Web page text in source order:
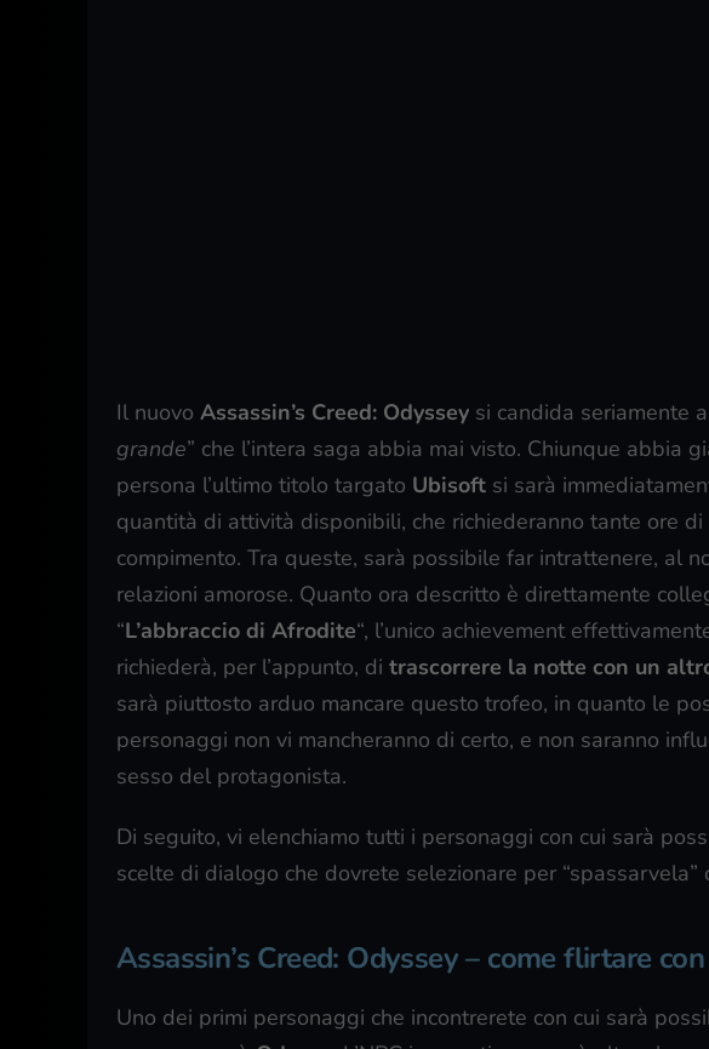
Il nuovo Assassin’s Creed: Odyssey si candida seriamente
grande” che l’intera saga abbia mai visto. Chiunque abbia
persona l’ultimo titolo targato Ubisoft si sarà
quantità di attività disponibili, che richiederanno tante ore
compimento. Tra queste, sarà possibile far intrattenere, al
relazioni amorose. Quanto ora descritto è direttamente
“L’abbraccio di Afrodite“, l’unico achievement
richiederà, per l’appunto, di trascorrere la notte con un
sarà piuttosto arduo mancare questo trofeo, in quanto le
personaggi non vi mancheranno di certo, e non saranno
sesso del protagonista.
Di seguito, vi elenchiamo tutti i personaggi con cui sarà
scelte di dialogo che dovrete selezionare per “spassarvela”
Assassin’s Creed: Odyssey – come flirtare
Uno dei primi personaggi che incontrerete con cui sarà